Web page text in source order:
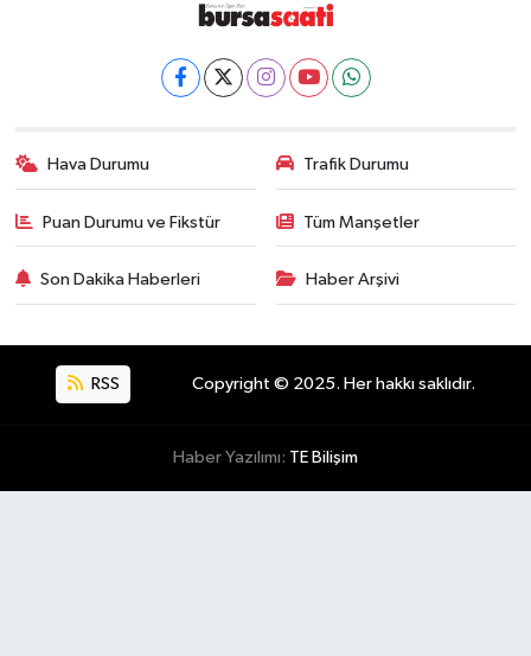
Hava Durumu Trafik Durumu
Puan Durumu ve Fikstür Tüm Manşetler
Son Dakika Haberleri Haber Arşivi
RSS Copyright © 2025. Her hakkı saklıdır.
Haber Yazılımı: TE Bilişim